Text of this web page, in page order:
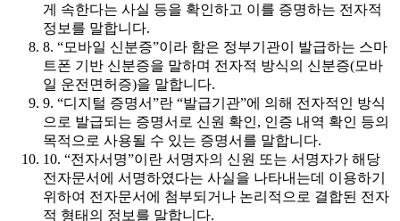
게 속한다는 사실 등을 확인하고 이를 증명하는 전자적
정보를 말합니다.
8. “모바일 신분증”이라 함은 정부기관이 발급하는 스마
트폰 기반 신분증을 말하며 전자적 방식의 신분증(모바
일 운전면허증)을 말합니다.
9. “디지털 증명서”란 “발급기관”에 의해 전자적인 방식
으로 발급되는 증명서로 신원 확인, 인증 내역 확인 등의
목적으로 사용될 수 있는 증명서를 말합니다.
10. “전자서명”이란 서명자의 신원 또는 서명자가 해당
전자문서에 서명하였다는 사실을 나타내는데 이용하기
위하여 전자문서에 첨부되거나 논리적으로 결합된 전자
적 형태의 정보를 말합니다.